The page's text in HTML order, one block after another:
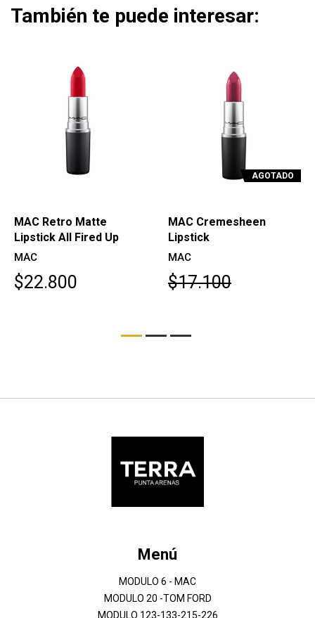
También te puede interesar:
MAC Retro Matte
Lipstick All Fired Up
MAC
$22.800
AGOTADO
MAC Cremesheen
Lipstick
MAC
$17.100
Menú
MODULO 6 - MAC
MODULO 20 -TOM FORD
MODULO 123-133-215-226